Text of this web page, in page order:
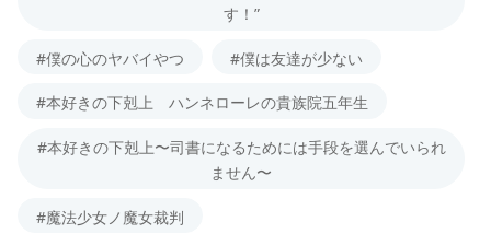
す！”
#僕の心のヤバイやつ #僕は友達が少ない
#本好きの下剋上 ハンネローレの貴族院五年生
#本好きの下剋上〜司書になるためには手段を選んでいられ
ません〜
#魔法少女ノ魔女裁判